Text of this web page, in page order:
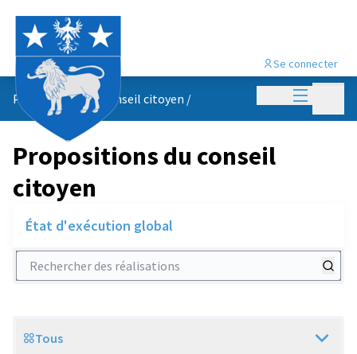
Menu
Se connecter
Propositions du conseil citoyen /
Propositions du conseil
citoyen
État d'exécution global
Rechercher des réalisations
Scope
Tous